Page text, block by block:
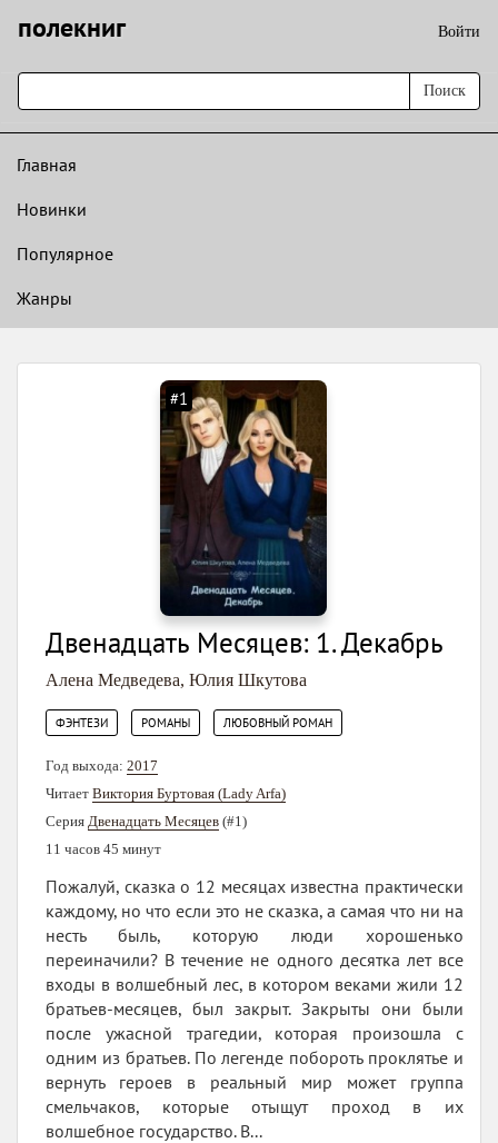
полекниг Войти
Поиск
Главная
Новинки
Популярное
Жанры
#1
Двенадцать Месяцев: 1. Декабрь
Алена Медведева, Юлия Шкутова
ФЭНТЕЗИ РОМАНЫ ЛЮБОВНЫЙ РОМАН
Год выхода: 2017
Читает Виктория Буртовая (Lady Arfa)
Серия Двенадцать Месяцев (#1)
11 часов 45 минут
Пожалуй, сказка о 12 месяцах известна практически
каждому, но что если это не сказка, а самая что ни на
несть быль, которую люди хорошенько
переиначили? В течение не одного десятка лет все
входы в волшебный лес, в котором веками жили 12
братьев-месяцев, был закрыт. Закрыты они были
после ужасной трагедии, которая произошла с
одним из братьев. По легенде побороть проклятье и
вернуть героев в реальный мир может группа
смельчаков, которые отыщут проход в их
волшебное государство. В...